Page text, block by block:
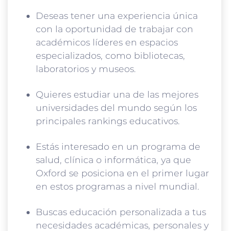
Deseas tener una experiencia única
con la oportunidad de trabajar con
académicos líderes en espacios
especializados, como bibliotecas,
laboratorios y museos.
Quieres estudiar una de las mejores
universidades del mundo según los
principales rankings educativos.
Estás interesado en un programa de
salud, clínica o informática, ya que
Oxford se posiciona en el primer lugar
en estos programas a nivel mundial.
Buscas educación personalizada a tus
necesidades académicas, personales y